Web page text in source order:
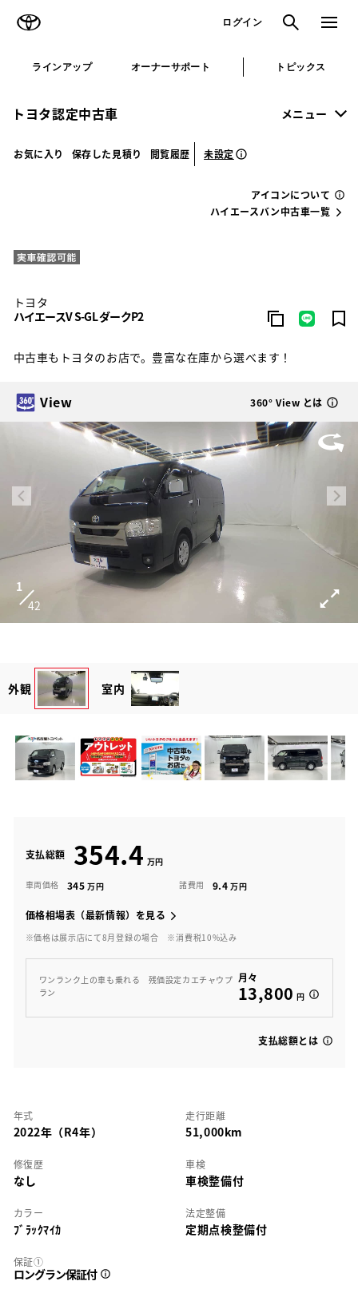
ログイン 検索 メニュ
ラインアップ オーナーサポート トピックス
トヨタ認定中古車 メニュー
お気に入り 保存した見積り 閲覧履歴 未設定
アイコンについて
ハイエースバン中古車一覧
トヨタ
ハイエースV S-GL ダークP2
中古車もトヨタのお店で。豊富な在庫から選べます！
View 360° View とは
1
42
外観 室内
支払総額 354.4
車両価格 345 諸費用 9.4
価格相場表（最新情報）を見る
※価格は展示店にて8月登録の場合 ※消費税10%込み
ワンランク上の車も乗れる 残価設定カエチャウプ
ラン
月々
13,800 円
支払総額とは
年式
2022年（R4年）
走行距離
51,000km
修復歴
なし
車検
車検整備付
カラー
ﾌﾞﾗｯｸﾏｲｶ
法定整備
定期点検整備付
保証①
ロングラン保証付